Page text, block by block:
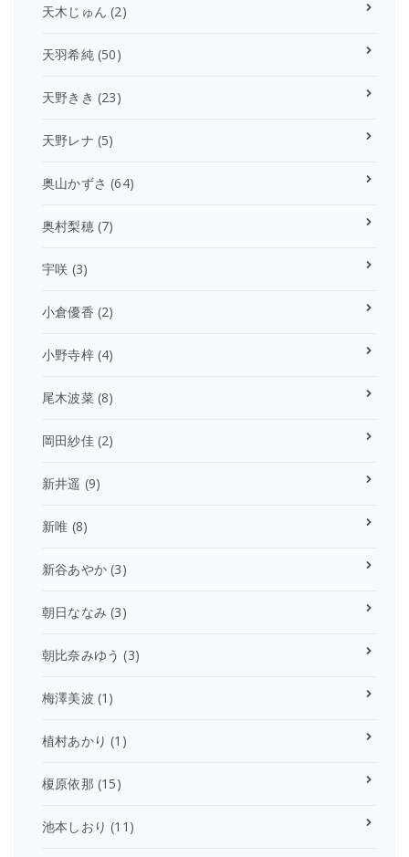
天木じゅん (2)
天羽希純(50)
天野きき (23)
天野レナ (5)
奥山かずさ (64)
奥村梨穂(7)
宇咲 (3)
小倉優香 (2)
小野寺梓(4)
尾木波菜(8)
岡田紗佳(2)
新井遥 (9)
新唯 (8)
新谷あやか (3)
朝日ななみ (3)
朝比奈みゆう (3)
梅澤美波 (1)
植村あかり (1)
榎原依那 (15)
池本しおり (11)